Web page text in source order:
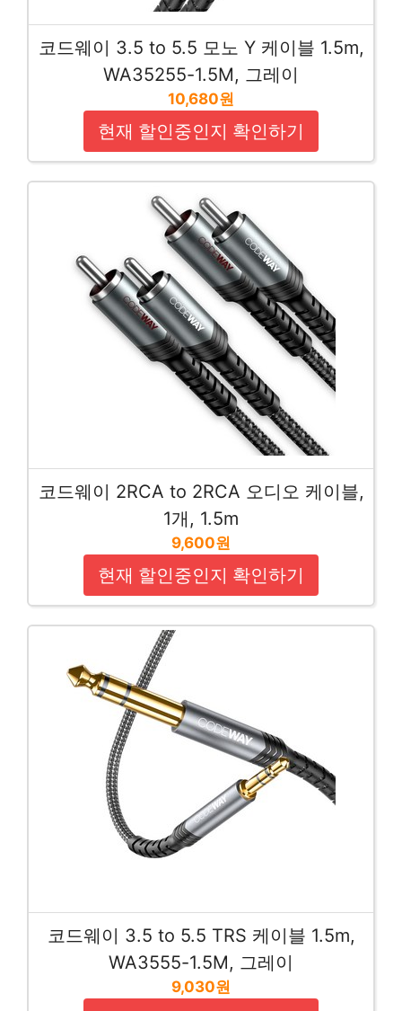
코드웨이 3.5 to 5.5 모노 Y 케이블 1.5m,
WA35255-1.5M, 그레이
10,680원
현재 할인중인지 확인하기
코드웨이 2RCA to 2RCA 오디오 케이블,
1개, 1.5m
9,600원
현재 할인중인지 확인하기
코드웨이 3.5 to 5.5 TRS 케이블 1.5m,
WA3555-1.5M, 그레이
9,030원